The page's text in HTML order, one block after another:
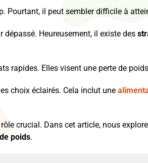
Pourtant, il peut sembler difficile à
dépassé. Heureusement, il existe des
rapides. Elles visent une perte de
choix éclairés. Cela inclut une
crucial. Dans cet article, nous
poids.